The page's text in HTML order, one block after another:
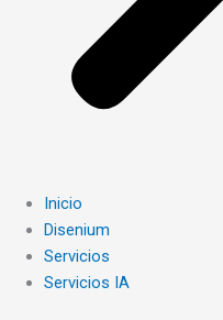
Inicio
Disenium
Servicios
Servicios IA